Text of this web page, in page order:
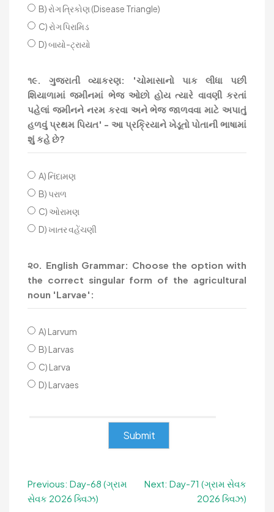
B) રોગ ત્રિકોણ (Disease Triangle)
C) રોગ પિરામિડ
D) બાયો-ટ્રાયો
૧૯. ગુજરાતી વ્યાકરણ: 'ચોમાસાનો પાક લીધા પછી
શિયાળામાં જમીનમાં ભેજ ઓછો હોય ત્યારે વાવણી કરતાં
પહેલાં જમીનને નરમ કરવા અને ભેજ જાળવવા માટે અપાતું
હળવું પ્રથમ પિયત' - આ પ્રક્રિયાને ખેડૂતો પોતાની ભાષામાં
શું કહે છે?
A) નિંદામણ
B) પરાળ
C) ઓરામણ
D) ખાતર વહેંચણી
૨૦. English Grammar: Choose the option with
the correct singular form of the agricultural
noun 'Larvae':
A) Larvum
B) Larvas
C) Larva
D) Larvaes
Post
navigation
Previous: Day-68 (ગ્રામ
સેવક 2026 ક્વિઝ)
Next: Day-71 (ગ્રામ સેવક
2026 ક્વિઝ)